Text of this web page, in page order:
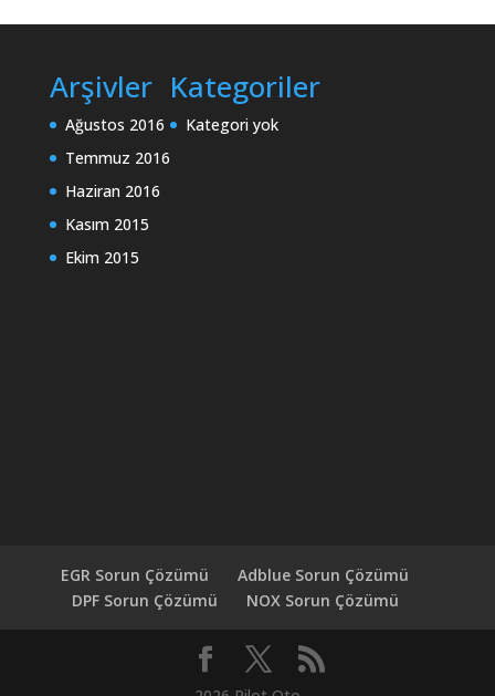
Arşivler
Ağustos 2016
Temmuz 2016
Haziran 2016
Kasım 2015
Ekim 2015
Kategoriler
Kategori yok
EGR Sorun Çözümü
Adblue Sorun Çözümü
DPF Sorun Çözümü
NOX Sorun Çözümü